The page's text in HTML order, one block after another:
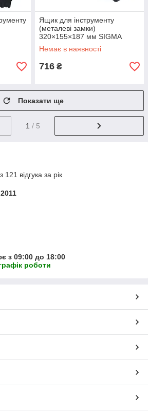
Ящик для інструменту
(металеві замки)
320×155×187 мм SIGMA
(7403531)
Немає в наявності
716 ₴
Показати ще
1 / 5
відгука за рік
з 09:00 до 18:00
роботи